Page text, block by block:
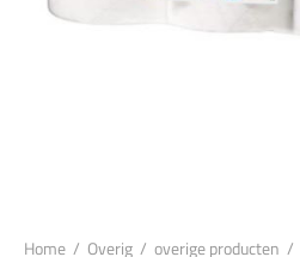
Home / Overig / overige producten /